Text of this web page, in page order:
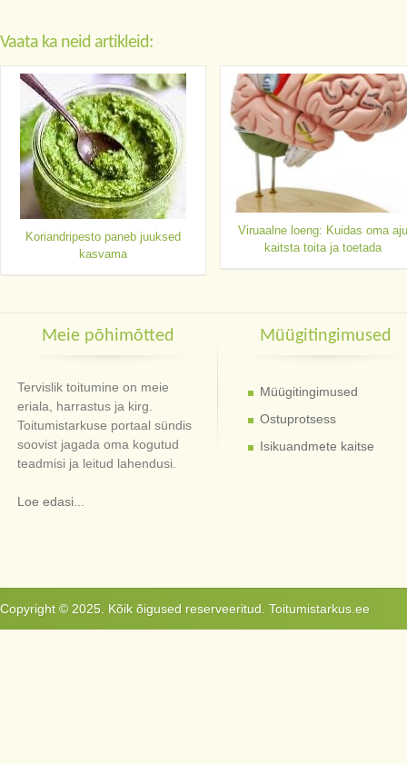
Vaata ka neid artikleid:
Koriandripesto paneb juuksed
kasvama
Viruaalne loeng: Kuidas oma aju
kaitsta toita ja toetada
Meie põhimõtted
Tervislik toitumine on meie
eriala, harrastus ja kirg.
Toitumistarkuse portaal sündis
soovist jagada oma kogutud
teadmisi ja leitud lahendusi.
Loe edasi...
Müügitingimused
Müügitingimused
Ostuprotsess
Isikuandmete kaitse
Copyright © 2025. Kõik õigused reserveeritud. Toitumistarkus.ee